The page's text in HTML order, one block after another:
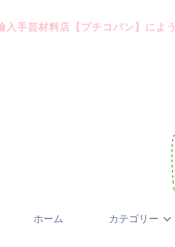
入手芸材料店【プチコパン】によ
ホーム カテゴリー